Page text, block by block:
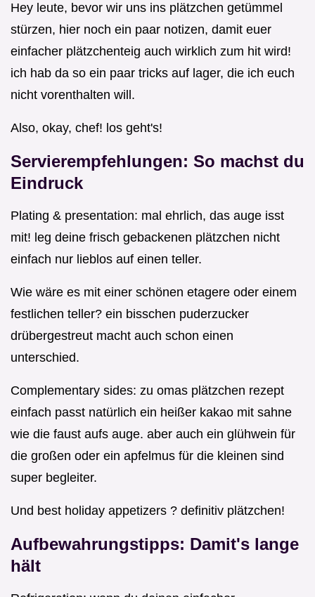
Hey leute, bevor wir uns ins plätzchen getümmel
stürzen, hier noch ein paar notizen, damit euer
einfacher plätzchenteig auch wirklich zum hit wird!
ich hab da so ein paar tricks auf lager, die ich euch
nicht vorenthalten will.
Also, okay, chef! los geht's!
Servierempfehlungen: So machst du
Eindruck
Plating & presentation: mal ehrlich, das auge isst
mit! leg deine frisch gebackenen plätzchen nicht
einfach nur lieblos auf einen teller.
Wie wäre es mit einer schönen etagere oder einem
festlichen teller? ein bisschen puderzucker
drübergestreut macht auch schon einen
unterschied.
Complementary sides: zu omas plätzchen rezept
einfach passt natürlich ein heißer kakao mit sahne
wie die faust aufs auge. aber auch ein glühwein für
die großen oder ein apfelmus für die kleinen sind
super begleiter.
Und best holiday appetizers ? definitiv plätzchen!
Aufbewahrungstipps: Damit's lange
hält